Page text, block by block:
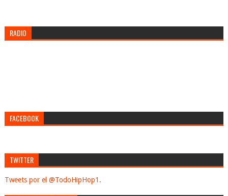
RADIO
FACEBOOK
TWITTER
Tweets por el @TodoHipHop1.